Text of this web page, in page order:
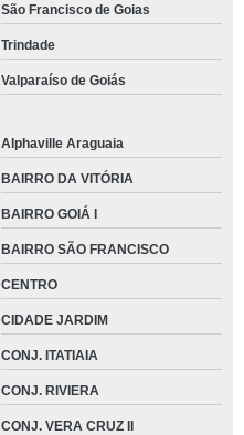
São Francisco de Goias
Trindade
Valparaíso de Goiás
Alphaville Araguaia
BAIRRO DA VITÓRIA
BAIRRO GOIÁ I
BAIRRO SÃO FRANCISCO
CENTRO
CIDADE JARDIM
CONJ. ITATIAIA
CONJ. RIVIERA
CONJ. VERA CRUZ II